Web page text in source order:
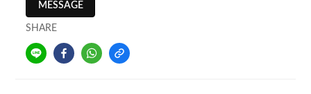
MESSAGE
SHARE